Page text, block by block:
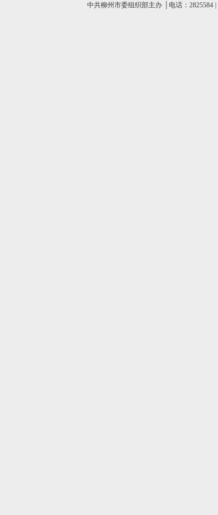
中共柳州市委组织部主办 │电话：2825584